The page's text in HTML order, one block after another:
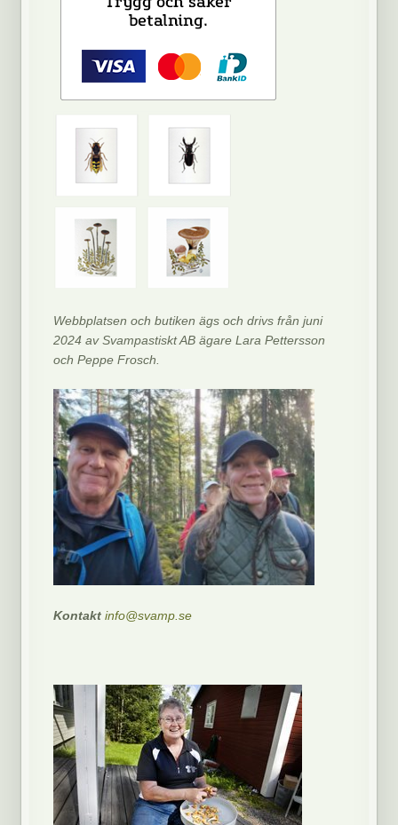
Webbplatsen och butiken ägs och drivs från juni
2024 av Svampastiskt AB ägare Lara Pettersson
och Peppe Frosch.
Kontaktinfo@svamp.se